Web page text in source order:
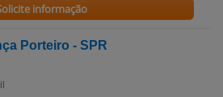
informação
Porteiro - SPR